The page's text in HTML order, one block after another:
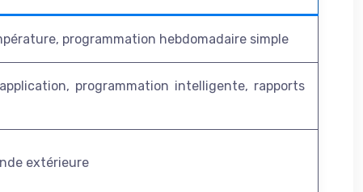
programmation hebdomadaire simple
programmation intelligente, rapports
extérieure